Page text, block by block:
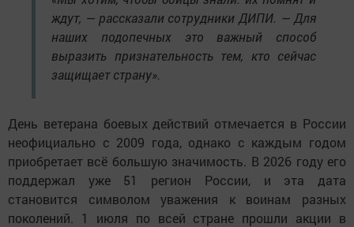
ждут, — рассказали сотрудники ДИПИ. — Для
наших подопечных это важный способ
выразить признательность тем, кто сейчас
защищает страну».
День ветерана боевых действий отмечается в России
неофициально с 2009 года, однако с каждым годом
приобретает всё большую значимость. В 2026 году его
поддержал уже 51 регион России, и эта дата
становится символом уважения к воинам разных
поколений. 1 июля по всей стране прошли акции в